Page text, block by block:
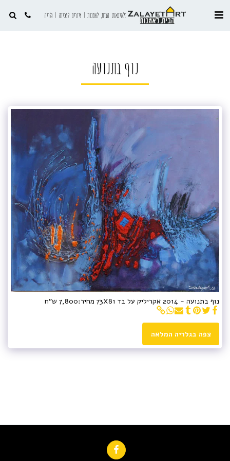
זלאיטארט הבית, לאמנות | ציורים למכירה | גלריה
נוף בתנועה
נוף בתנועה - 2014 אקריליק על בד 73X81 מחיר:7,800 ש"ח
צפה בגלריה המלאה